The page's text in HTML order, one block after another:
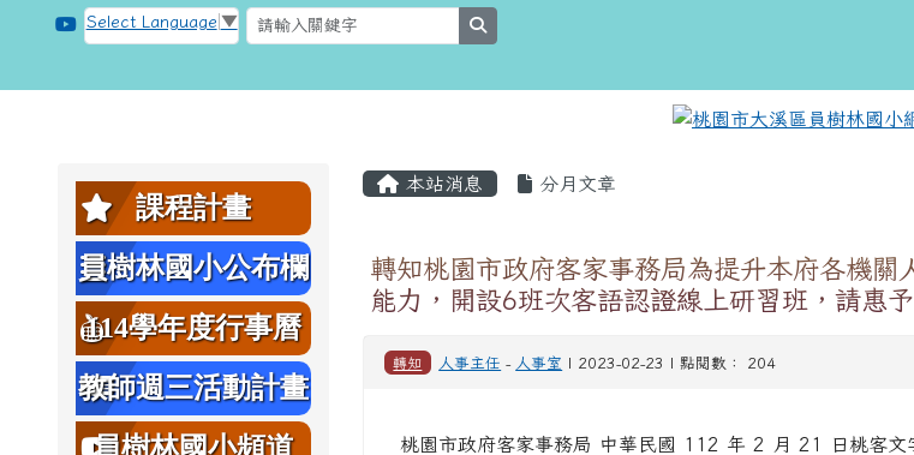
跳至主內容區
桃園市大溪區員樹林國小網站
Select Language ▼
左邊區域內容
課程計畫
員樹林國小公布欄
114學年度行事曆
教師週三活動計畫
表
員樹林國小頻道
主內容區域
本站消息 分月文章
轉知桃園市政府客家事務局為提升本府各機關
能力，開設6班次客語認證線上研習班，請惠
轉知 人事主任 - 人事室 | 2023-02-23 | 點閱數： 204
桃園市政府客家事務局 中華民國 112 年 2 月 21 日桃客